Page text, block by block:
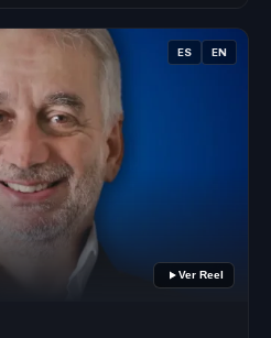
ES EN
Ver Reel